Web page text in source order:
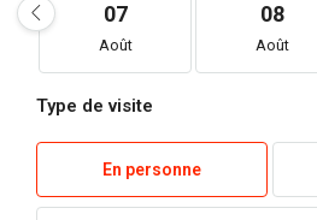
07
Août
08
Août
Type de visite
En personne